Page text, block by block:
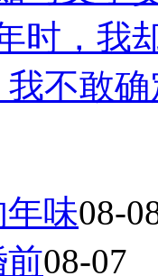
时，我
不敢
味08-
08-07